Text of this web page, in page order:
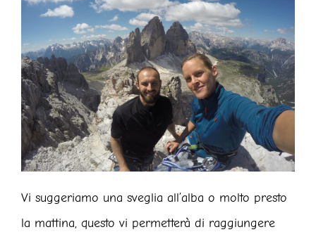
Vi suggeriamo una sveglia all’alba o molto presto
la mattina, questo vi permetterà di raggiungere